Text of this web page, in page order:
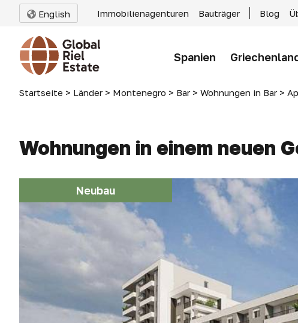
English Immobilienagenturen Bauträger Blog
Spanien
Startseite > Länder > Montenegro > Bar > Wohnungen in Bar >
Wohnungen in einem neuen
Neubau